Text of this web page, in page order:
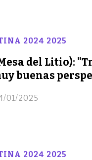
del Litio):
buenas
2024 2025
01/2025
2024 2025